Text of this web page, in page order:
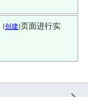
(创建)页面进行实